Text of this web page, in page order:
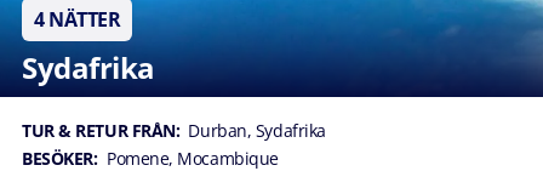
4 NÄTTER
Sydafrika
TUR & RETUR FRÅN: Durban, Sydafrika
BESÖKER: Pomene, Mocambique